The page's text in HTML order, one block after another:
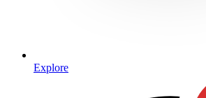
Explore